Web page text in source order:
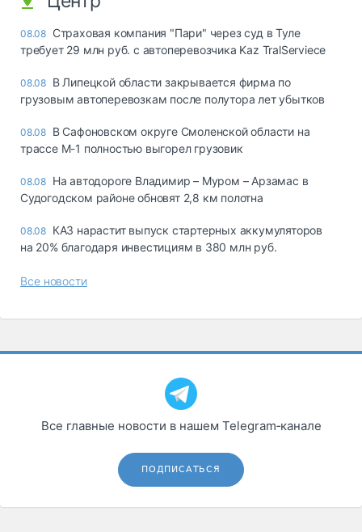
08.08 Страховая компания "Пари" через суд в Туле
требует 29 млн руб. с автоперевозчика Kaz TralServiece
08.08 В Липецкой области закрывается фирма по
грузовым автоперевозкам после полутора лет убытков
08.08 В Сафоновском округе Смоленской области на
трассе М-1 полностью выгорел грузовик
08.08 На автодороге Владимир – Муром – Арзамас в
Судогодском районе обновят 2,8 км полотна
08.08 КАЗ нарастит выпуск стартерных аккумуляторов
на 20% благодаря инвестициям в 380 млн руб.
Все новости
Все главные новости в нашем Telegram‑канале
ПОДПИСАТЬСЯ